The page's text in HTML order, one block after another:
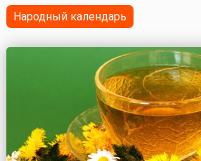
а ее сын Бхарата. Огорченный Рама
Народный календарь